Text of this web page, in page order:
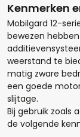
Kenmerken
Mobilgard 12-
bewezen
weerstand te
matig zware
een goede
slijtage.
Bij gebruik zoals
de volgende
Hoeveel